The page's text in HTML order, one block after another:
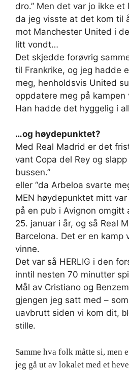
dro.” Men det var jo ikke et
da jeg visste at det kom til
mot Manchester United i
litt vondt…
Det skjedde forøvrig
til Frankrike, og jeg hadde
meg, henholdsvis United
oppdatere meg på kampen
Han hadde det hyggelig i
…og høydepunktet?
Med Real Madrid er det
vant Copa del Rey og
bussen.”
eller “da Arbeloa svarte
MEN høydepunktet mitt
på en pub i Avignon omgitt
25. januar i år, og så Real
Barcelona. Det er en kamp
vinne.
Det var så HERLIG i den
inntil nesten 70 minutter
Mål av Cristiano og
gjengen jeg satt med –
uavbrutt siden vi kom dit,
stille.
Samme hva folk måtte si, men
jeg gå ut av lokalet med et